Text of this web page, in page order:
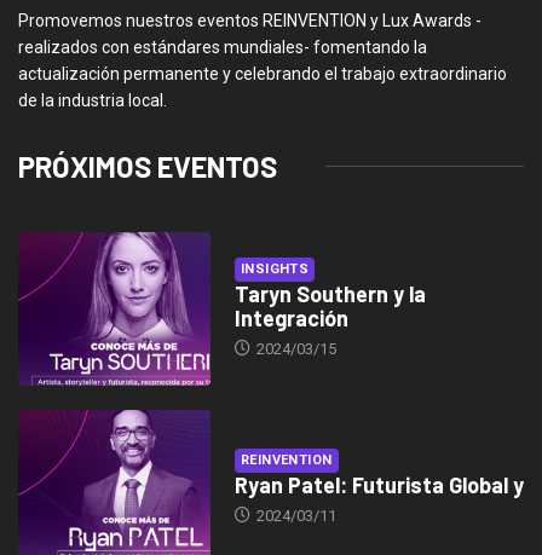
Promovemos nuestros eventos REINVENTION y Lux Awards -
realizados con estándares mundiales- fomentando la
actualización permanente y celebrando el trabajo extraordinario
de la industria local.
PRÓXIMOS EVENTOS
INSIGHTS
Taryn Southern y la
Integración
2024/03/15
REINVENTION
Ryan Patel: Futurista Global y
2024/03/11